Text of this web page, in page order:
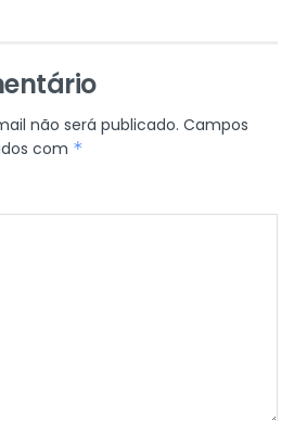
não será publicado. Campos
com *